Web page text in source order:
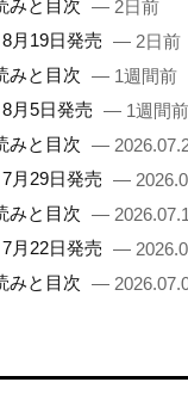
みと目次 — 2日前
月19日発売 — 2日前
みと目次 — 1週間前
月5日発売 — 1週間前
みと目次 —
月29日発売 —
みと目次 —
月22日発売 —
みと目次 —